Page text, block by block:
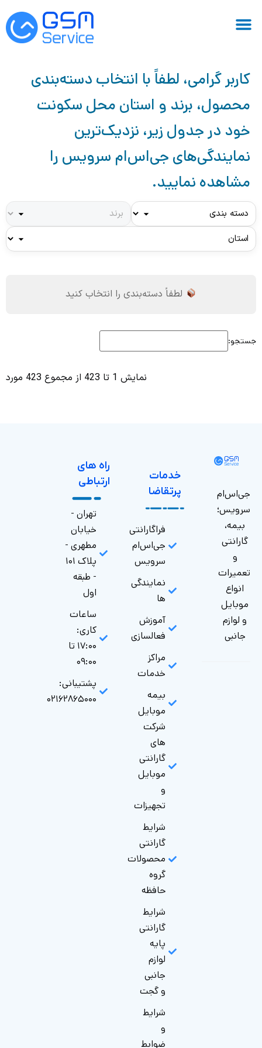
کاربر گرامی، لطفاً با انتخاب دسته‌بندی
محصول، برند و استان محل سکونت
خود در جدول زیر، نزدیک‌ترین
نمایندگی‌های جی‌اس‌ام سرویس را
مشاهده نمایید.
لطفاً دسته‌بندی را انتخاب کنید
جستجو:
نمایش 1 تا 423 از مجموع 423 مورد
جی‌اس‌ام
سرویس؛
بیمه،
گارانتی
و
تعمیرات
انواع
موبایل
و لوازم
جانبی
خدمات
پرتقاضا
فراگارانتی
جی‌اس‌ام
سرویس
نمایندگی
ها
آموزش
فعالسازی
مراکز
خدمات
بیمه
موبایل
شرکت
های
گارانتی‌
موبایل
و
تجهیزات
شرایط
گارانتی
محصولات
گروه
حافظه
شرایط
گارانتی
پایه
لوازم
جانبی
و گجت
شرایط
و
ضوابط
راه های
ارتباطی
تهران -
خیابان
مطهری -
پلاک ۱۰۱
- طبقه
اول
ساعات
کاری:
۱۷:۰۰ تا
۰۹:۰۰
پشتیبانی:
۰۲۱۶۲۸۶۵۰۰۰